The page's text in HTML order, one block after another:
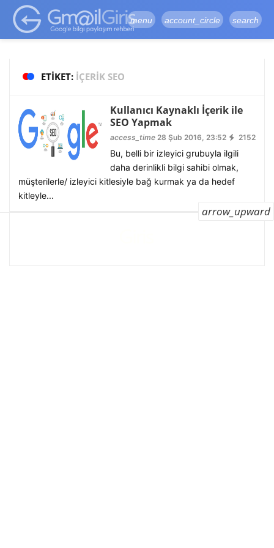
google-site-
verification=vqSI0upH550kabR5X8xpjMYieaXmuBueYgCJBW3uetM
menu account_circle search
ETIKET: IÇERIK SEO
Kullanıcı Kaynaklı İçerik ile
SEO Yapmak
access_time28 Şub 2016, 23:52 2152
Bu, belli bir izleyici grubuyla ilgili
daha derinlikli bilgi sahibi olmak,
müşterilerle/ izleyici kitlesiyle bağ kurmak ya da hedef
kitleyle...
arrow_upward